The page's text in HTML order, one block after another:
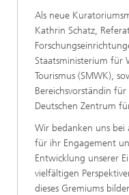
Als neue
Kathrin Schatz,
Staatsministerium für
Tourismus (SMWK),
Bereichsvorständin
Deutschen Zentrum
Wir bedanken uns
für ihr Engagement
Entwicklung unserer
vielfältigen
dieses Gremiums